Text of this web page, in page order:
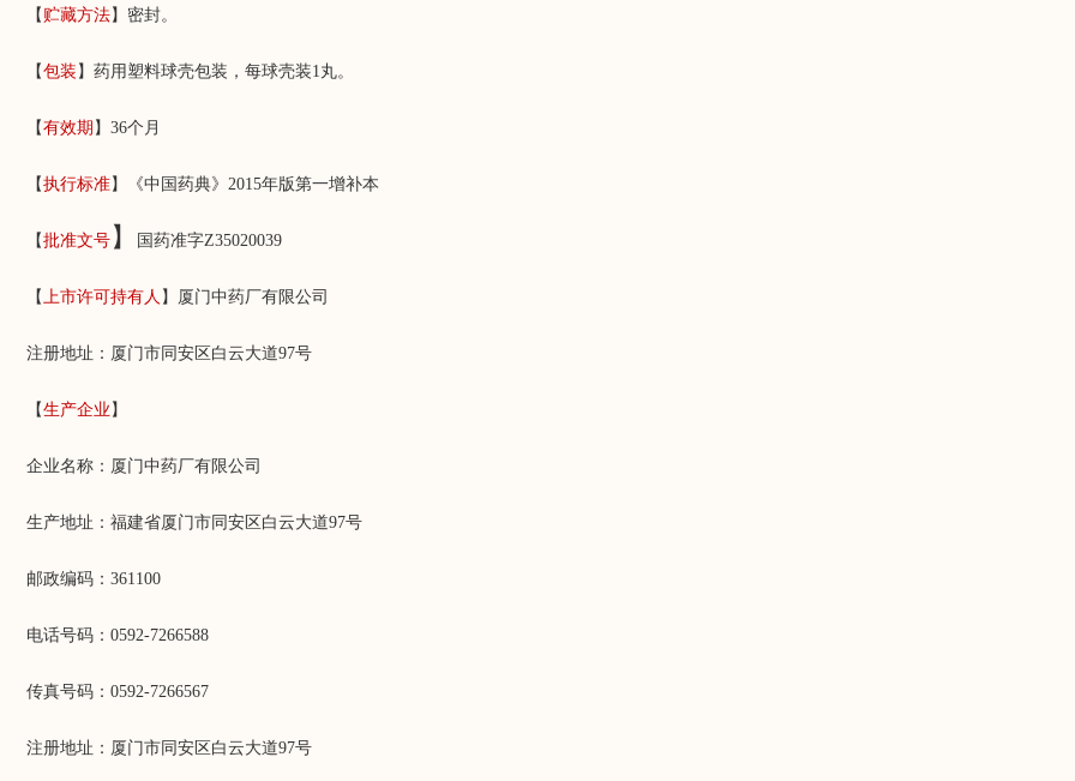
【 贮藏方法】密封。
【包装 】药用塑料球壳包装，每球壳装1丸。
【有效期 】36个月
【执行标准】《中国药典》2015年版第一增补本
【批准文号 】 国药准字Z35020039
【上市许可持有人 】厦门中药厂有限公司
注册地址：厦门市同安区白云大道97号
【生产企业 】
企业名称：厦门中药厂有限公司
生产地址：福建省厦门市同安区白云大道97号
邮政编码：361100
电话号码：0592-7266588
传真号码：0592-7266567
注册地址：厦门市同安区白云大道97号